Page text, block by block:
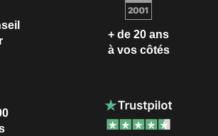
+ de 20 ans
à vos côtés